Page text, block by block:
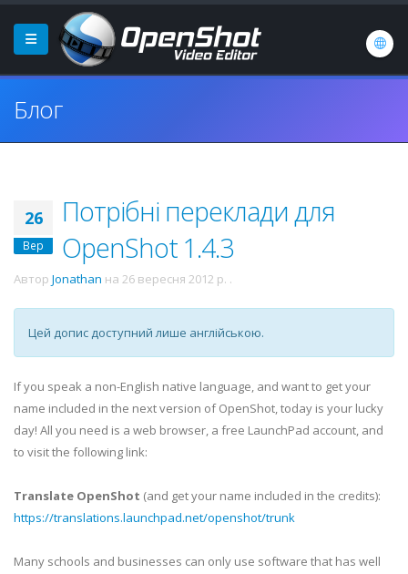
Блог
26
Вер
Потрібні переклади для
OpenShot 1.4.3
Автор Jonathan на 26 вересня 2012 р. .
Цей допис доступний лише англійською.
If you speak a non-English native language, and want to get your
name included in the next version of OpenShot, today is your lucky
day! All you need is a web browser, a free LaunchPad account, and
to visit the following link:
Translate OpenShot (and get your name included in the credits):
https://translations.launchpad.net/openshot/trunk
Many schools and businesses can only use software that has well